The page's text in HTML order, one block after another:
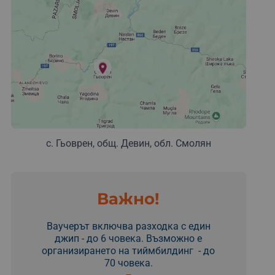
с. Гьоврен, общ. Девин, обл. Смолян
Важно!
Ваучерът включва разходка с един
джип - до 6 човека. Възможно е
организирането на тиймбилдинг - до
70 човека.